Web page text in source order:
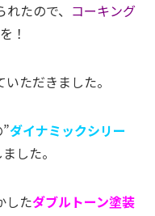
たので、 コーキング
！
いただきました。
ダイナミックシリー
した。
したダブルトーン塗装